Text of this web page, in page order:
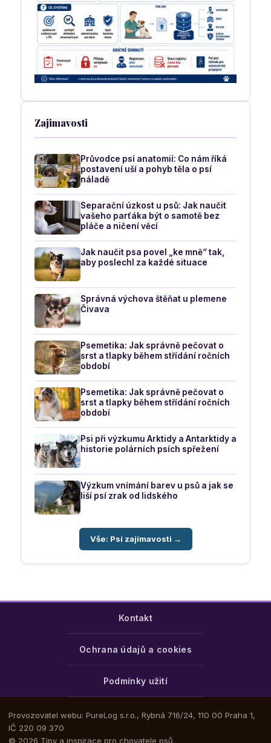
Zajimavosti
Průvodce psí anatomií: Co nám říká
postavení uší a pohyb těla o psí
náladě
Separační úzkost u psů: Jak naučit
vašeho parťáka být o samotě bez
pláče a ničení věcí
Jak naučit psa povel „ke mně“ tak,
aby poslechl za každé situace
Správná výchova štěňat u plemene
Čivava
Psemetika: Jak správně pečovat o
srst a tlapky během střídání ročních
období
Psemetika: Jak správně pečovat o
srst a tlapky během střídání ročních
období
Psi při výzkumu Arktidy a Antarktidy a
historie polárních psích spřežení
Výzkum vnímání barev u psů a jak se
liší psí zrak od lidského
Vše: Psí zajímavosti →
Kontakt
Ochrana údajů a cookies
Podmínky užití
Provozovatel webu: PureLog s.r.o., Rybná 716/24, 110 00 Praha 1,
IČ 220 09 370
© 2026 Tipy a inspirace pro chovatele psů.